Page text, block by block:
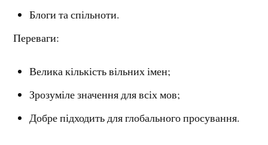
Блоги та спільноти.
Переваги:
Велика кількість вільних імен;
Зрозуміле значення для всіх мов;
Добре підходить для глобального просування.